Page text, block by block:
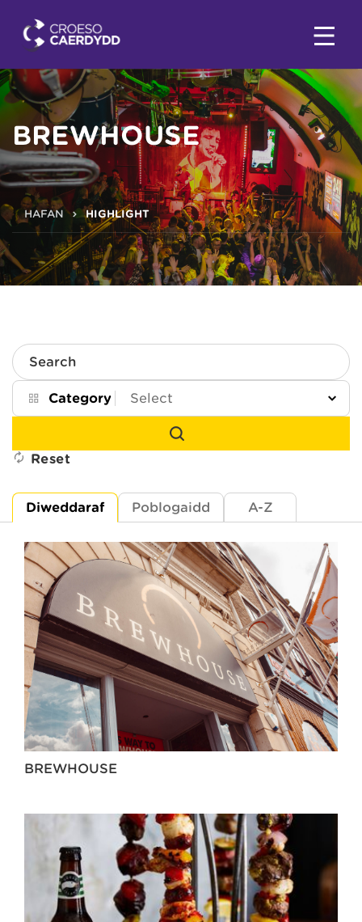
BREWHOUSE
HAFAN HIGHLIGHT
Search
Category
Reset
Diweddaraf Poblogaidd A-Z
BREWHOUSE